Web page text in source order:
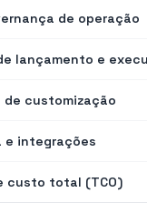
de operação
lançamento e
de customização
e integrações
custo total (TCO)